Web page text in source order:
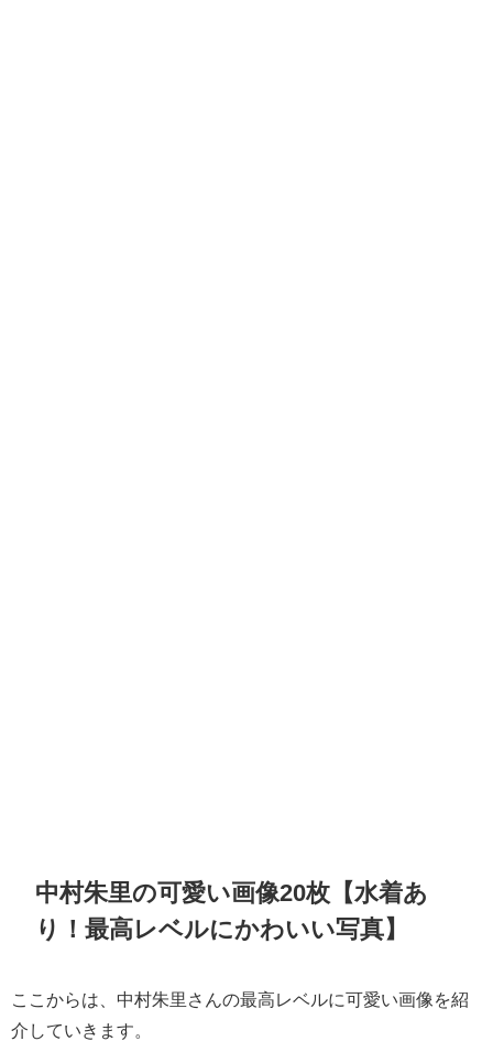
中村朱里の可愛い画像20枚【水着あ
り！最高レベルにかわいい写真】
ここからは、中村朱里さんの最高レベルに可愛い画像を紹
介していきます。